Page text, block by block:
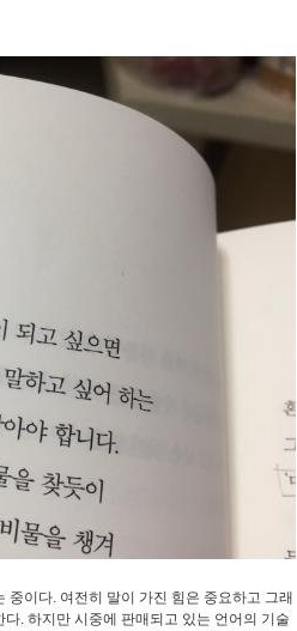
이다. 여전히 말이 가진 힘은 중요하고 그래
. 하지만 시중에 판매되고 있는 언어의 기술